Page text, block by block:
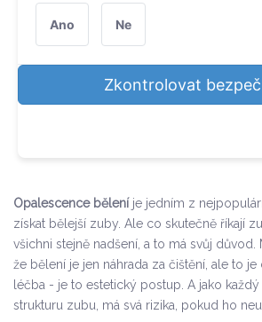
Ano Ne
Zkontrolovat
Opalescence bělení je jedním z
získat bělejší zuby. Ale co skutečně říkají
všichni stejně nadšení, a to má svůj důvod.
že bělení je jen náhrada za čištění, ale to je
léčba - je to estetický postup. A jako
strukturu zubu, má svá rizika, pokud ho